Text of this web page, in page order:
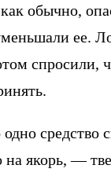
обычно,
ее.
спросили,
средство
на якорь, —